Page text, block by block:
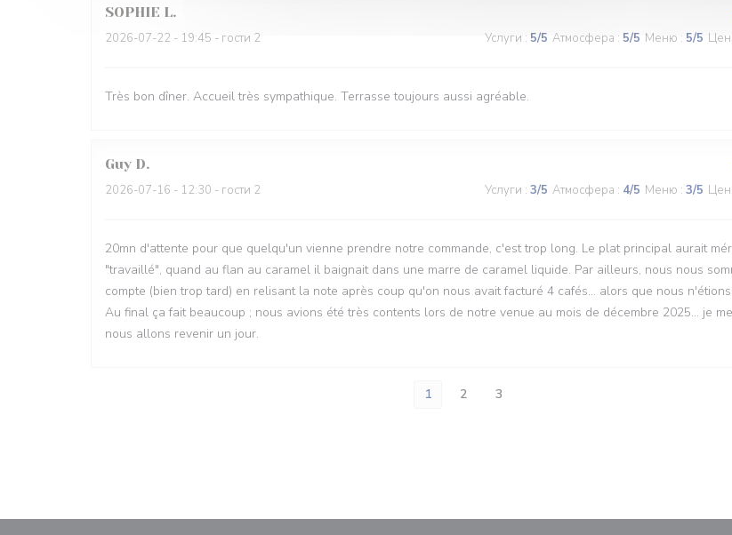
SOPHIE L
2026-07-22 - 19:45 - гости 2 Услуги : 5/5 Атмосфера : 5/5 Меню : 5/5
Très bon dîner. Accueil très sympathique. Terrasse toujours aussi agréable.
Guy D
2026-07-16 - 12:30 - гости 2 Услуги : 3/5 Атмосфера : 4/5 Меню : 3/5
20mn d'attente pour que quelqu'un vienne prendre notre commande, c'est trop long. Le plat principal aurait
"travaillé", quand au flan au caramel il baignait dans une marre de caramel liquide. Par ailleurs, nous nous
compte (bien trop tard) en relisant la note après coup qu'on nous avait facturé 4 cafés... alors que nous
Au final ça fait beaucoup ; nous avions été très contents lors de notre venue au mois de décembre 2025... je
nous allons revenir un jour.
1 2 3